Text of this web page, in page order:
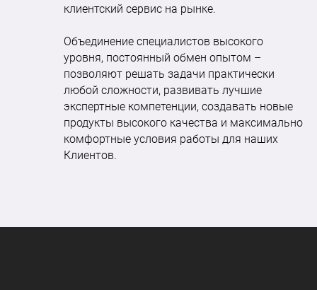
клиентский сервис на рынке.
Объединение специалистов высокого
уровня, постоянный обмен опытом –
позволяют решать задачи практически
любой сложности, развивать лучшие
экспертные компетенции, создавать новые
продукты высокого качества и максимально
комфортные условия работы для наших
Клиентов.